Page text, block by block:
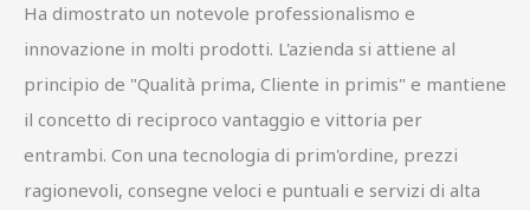
Ha dimostrato un notevole professionalismo e
innovazione in molti prodotti. L'azienda si attiene al
principio de "Qualità prima, Cliente in primis" e mantiene
il concetto di reciproco vantaggio e vittoria per
entrambi. Con una tecnologia di prim'ordine, prezzi
ragionevoli, consegne veloci e puntuali e servizi di alta